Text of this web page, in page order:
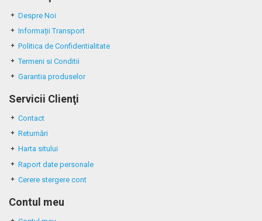
Despre Noi
Informații Transport
Politica de Confidentialitate
Termeni si Conditii
Garantia produselor
Servicii Clienţi
Contact
Returnări
Harta sitului
Raport date personale
Cerere stergere cont
Contul meu